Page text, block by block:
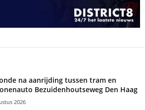
na aanrijding tussen tram en
Bezuidenhoutseweg Den Haag
2026